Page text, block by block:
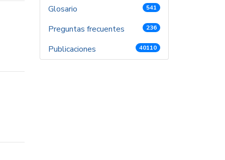
Glosario 541
Preguntas frecuentes 236
Publicaciones 40110